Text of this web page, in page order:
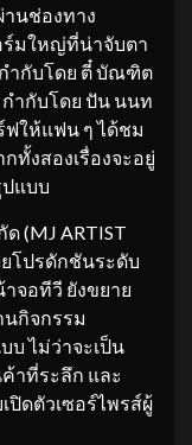
านช่องทาง
ร์มใหญ่ที่น่าจับตา
กำกับโดย ตี๋ บัณฑิต
กำกับโดย ปัน นนท
ฟให้แฟน ๆ ได้ชม
ทั้งสองเรื่องจะอยู่
แบบ
(MJ ARTIST
โปรดักชันระดับ
จอทีวี ยังขยาย
นกิจกรรม
ไม่ว่าจะเป็น
ค้าที่ระลึก และ
ปิดตัวเซอร์ไพรส์ผู้